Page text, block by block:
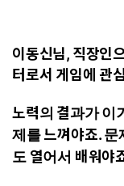
이동신님, 직장인
터로서 게임에 관
노력의 결과가 이
제를 느껴야죠.
도 열어서 배워야